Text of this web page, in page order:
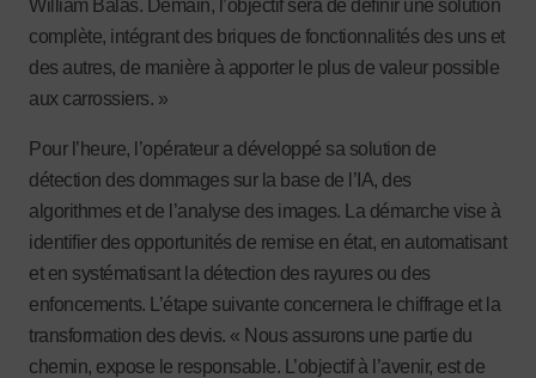
William Balas. Demain, l’objectif sera de définir une solution
complète, intégrant des briques de fonctionnalités des uns et
des autres, de manière à apporter le plus de valeur possible
aux carrossiers. »
Pour l’heure, l’opérateur a développé sa solution de
détection des dommages sur la base de l’IA, des
algorithmes et de l’analyse des images. La démarche vise à
identifier des opportunités de remise en état, en automatisant
et en systématisant la détection des rayures ou des
enfoncements. L’étape suivante concernera le chiffrage et la
transformation des devis. « Nous assurons une partie du
chemin, expose le responsable. L’objectif à l’avenir, est de